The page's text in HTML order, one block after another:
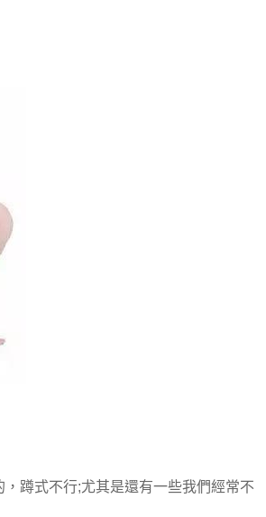
蹲式不行;尤其是還有一些我們經常不